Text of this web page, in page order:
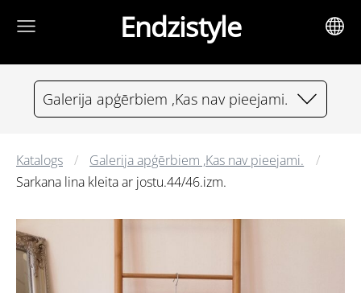
Endzistyle
Galerija apģērbiem ,Kas nav pieejami.
Katalogs
Galerija apģērbiem ,Kas nav pieejami.
Sarkana lina kleita ar jostu.44/46.izm.